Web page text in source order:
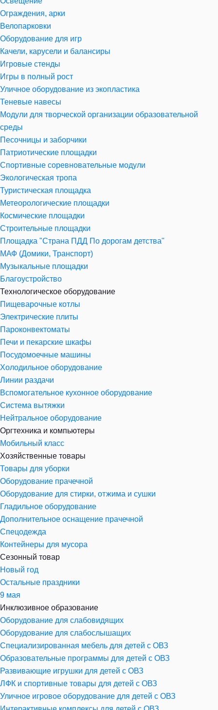
Ограждения, арки
Велопарковки
Оборудование для игр
Качели, карусели и балансиры
Игровые стенды
Игры в полный рост
Уличное оборудование из экопластика
Теневые навесы
Модули для творческой организации образовательной
среды
Песочницы и заборчики
Патриотические площадки
Спортивные соревновательные модули
Экологическая тропа
Туристическая площадка
Метеорологические площадки
Космические площадки
Строительные площадки
Площадка "Страна ПДД По дорогам детства"
МАФ (Домики, Транспорт)
Музыкальные площадки
Благоустройство
Технологическое оборудование
Пищеварочные котлы
Электрические плиты
Пароконвектоматы
Печи и пекарские шкафы
Посудомоечные машины
Холодильное оборудование
Линии раздачи
Вспомогательное кухонное оборудование
Система вытяжки
Нейтральное оборудование
Оргтехника и компьютеры
Мобильный класс
Хозяйственные товары
Товары для уборки
Оборудование прачечной
Оборудование для стирки, отжима и сушки
Гладильное оборудование
Дополнительное оснащение прачечной
Спецодежда
Контейнеры для мусора
Сезонный товар
Новый год
Остальные праздники
9 мая
Инклюзивное образование
Оборудование для слабовидящих
Оборудование для слабослышащих
Специализированная мебель для детей с ОВЗ
Образовательные программы для детей с ОВЗ
Развивающие игрушки для детей с ОВЗ
ЛФК и спортивные товары для детей с ОВЗ
Уличное игровое оборудование для детей с ОВЗ